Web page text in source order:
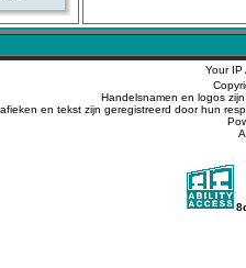
Your IP
Handelsnamen en logos
en tekst zijn geregistreerd door hun